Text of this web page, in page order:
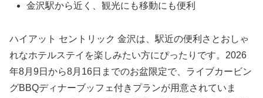
金沢駅から近く、観光にも移動にも便利
ハイアット セントリック 金沢は、駅近の便利さとおしゃ
れなホテルステイを楽しみたい方にぴったりです。2026
年8月9日から8月16日までのお盆限定で、ライブカービン
グBBQディナーブッフェ付きプランが用意されていま